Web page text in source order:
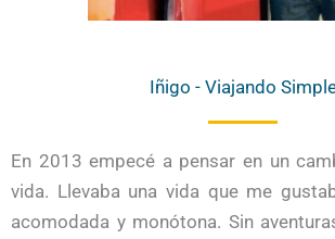
Iñigo - Viajando
En 2013 empecé a pensar en un
vida. Llevaba una vida que me
acomodada y monótona. Sin